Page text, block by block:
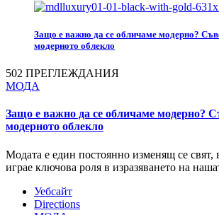
Защо е важно да се обличаме модерно?
модерното облекло
502 ПРЕГЛЕЖДАНИЯ
МОДА
Защо е важно да се обличаме модерно?
модерното облекло
Модата е един постоянно изменящ се свят,
играе ключова роля в изразяването на
Уебсайт
Directions